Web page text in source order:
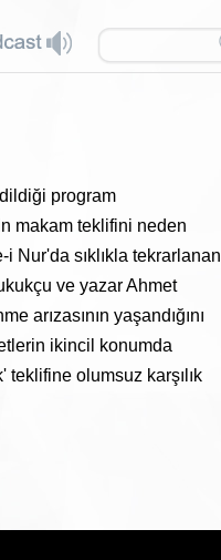
program
makam teklifini neden
Nur'da sıklıkla tekrarlanan
ve yazar Ahmet
arızasının yaşandığını
ikincil konumda
teklifine olumsuz karşılık